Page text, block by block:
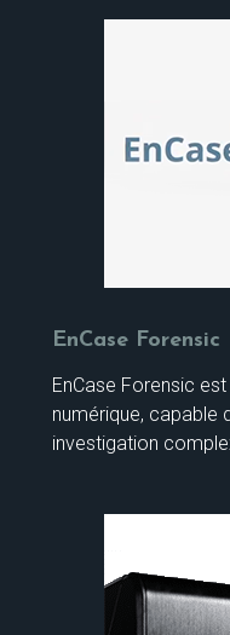
EnCase Forensic
EnCase Forensic
numérique, capable
investigation